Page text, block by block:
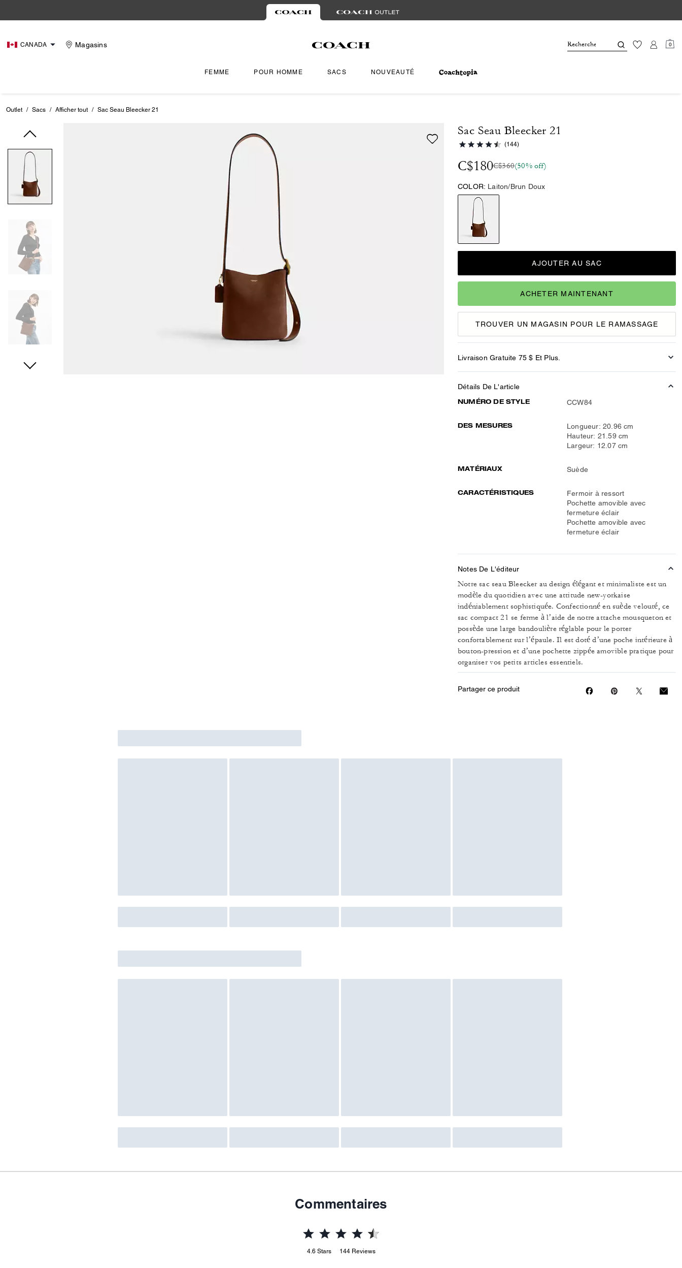
CANADA Magasins 0
FEMME POUR HOMME SACS NOUVEAUTÉ
Outlet / Sacs / Afficher tout / Sac Seau Bleecker 21
Sac Seau Bleecker 21
(144)
C$180C$360(50% off)
COLOR: Laiton/Brun Doux
AJOUTER AU SAC
ACHETER MAINTENANT
TROUVER UN MAGASIN POUR LE RAMASSAGE
Livraison Gratuite 75 $ Et Plus.
Détails De L'article
NUMÉRO DE STYLE CCW84
DES MESURES
Longueur: 20.96 cm
Hauteur: 21.59 cm
Largeur: 12.07 cm
MATÉRIAUX Suède
CARACTÉRISTIQUES
Fermoir à ressort
Pochette amovible avec
fermeture éclair
Pochette amovible avec
fermeture éclair
Notes De L'éditeur
Notre sac seau Bleecker au design élégant et minimaliste est un
modèle du quotidien avec une attitude new-yorkaise
indéniablement sophistiquée. Confectionné en suède velouté, ce
sac compact 21 se ferme à l’aide de notre attache mousqueton et
possède une large bandoulière réglable pour le porter
confortablement sur l’épaule. Il est doté d’une poche intérieure à
bouton-pression et d’une pochette zippée amovible pratique pour
organiser vos petits articles essentiels.
Partager ce produit
Commentaires
4.6 Stars 144 Reviews